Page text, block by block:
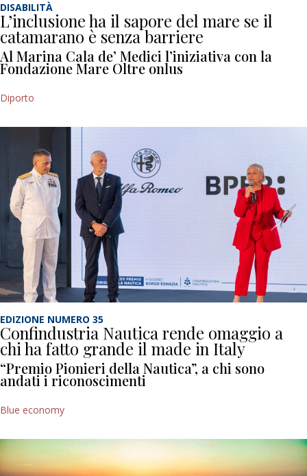
DISABILITÀ
L’inclusione ha il sapore del mare se il
catamarano è senza barriere
Al Marina Cala de’ Medici l’iniziativa con la
Fondazione Mare Oltre onlus
Diporto
EDIZIONE NUMERO 35
Confindustria Nautica rende omaggio a
chi ha fatto grande il made in Italy
“Premio Pionieri della Nautica”, a chi sono
andati i riconoscimenti
Blue economy